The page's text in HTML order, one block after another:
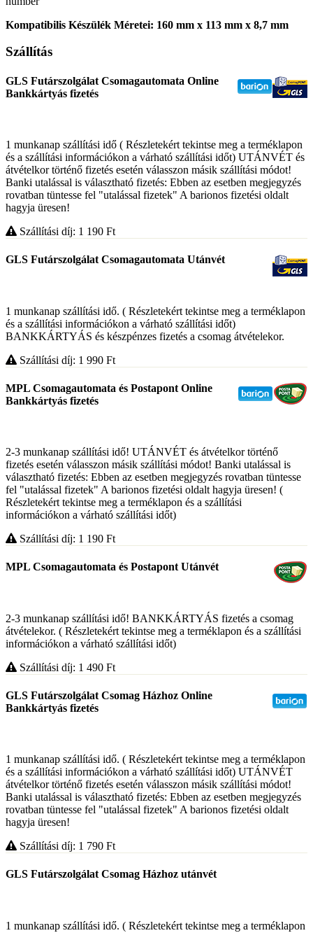
Kompatibilis Készülék Méretei: 160 mm x 113 mm x 8,7 mm
Szállítás
GLS Futárszolgálat Csomagautomata Online
Bankkártyás fizetés
1 munkanap szállítási idő ( Részletekért tekintse meg a terméklapon
és a szállítási információkon a várható szállítási időt) UTÁNVÉT és
átvételkor történő fizetés esetén válasszon másik szállítási módot!
Banki utalással is választható fizetés: Ebben az esetben megjegyzés
rovatban tüntesse fel "utalással fizetek" A barionos fizetési oldalt
hagyja üresen!
Szállítási díj: 1 190 Ft
GLS Futárszolgálat Csomagautomata Utánvét
1 munkanap szállítási idő. ( Részletekért tekintse meg a terméklapon
és a szállítási információkon a várható szállítási időt)
BANKKÁRTYÁS és készpénzes fizetés a csomag átvételekor.
Szállítási díj: 1 990 Ft
MPL Csomagautomata és Postapont Online
Bankkártyás fizetés
2-3 munkanap szállítási idő! UTÁNVÉT és átvételkor történő
fizetés esetén válasszon másik szállítási módot! Banki utalással is
választható fizetés: Ebben az esetben megjegyzés rovatban tüntesse
fel "utalással fizetek" A barionos fizetési oldalt hagyja üresen! (
Részletekért tekintse meg a terméklapon és a szállítási
információkon a várható szállítási időt)
Szállítási díj: 1 190 Ft
MPL Csomagautomata és Postapont Utánvét
2-3 munkanap szállítási idő! BANKKÁRTYÁS fizetés a csomag
átvételekor. ( Részletekért tekintse meg a terméklapon és a szállítási
információkon a várható szállítási időt)
Szállítási díj: 1 490 Ft
GLS Futárszolgálat Csomag Házhoz Online
Bankkártyás fizetés
1 munkanap szállítási idő. ( Részletekért tekintse meg a terméklapon
és a szállítási információkon a várható szállítási időt) UTÁNVÉT
átvételkor történő fizetés esetén válasszon másik szállítási módot!
Banki utalással is választható fizetés: Ebben az esetben megjegyzés
rovatban tüntesse fel "utalással fizetek" A barionos fizetési oldalt
hagyja üresen!
Szállítási díj: 1 790 Ft
GLS Futárszolgálat Csomag Házhoz utánvét
1 munkanap szállítási idő. ( Részletekért tekintse meg a terméklapon